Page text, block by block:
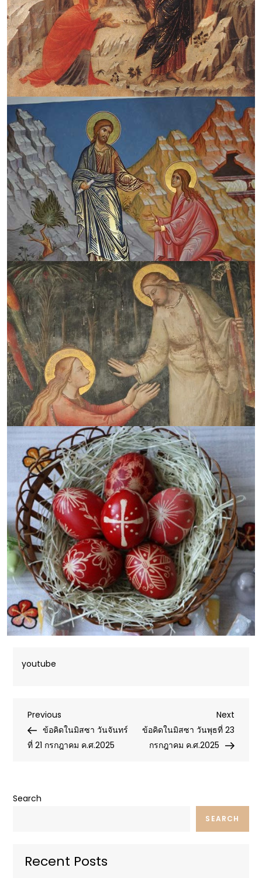
youtube
Post
navigation
Previous
Post
Previous
ข้อคิดในมิสซา วันจันทร์
ที่ 21 กรกฎาคม ค.ศ.2025
Next
Post
Next
ข้อคิดในมิสซา วันพุธที่ 23
กรกฎาคม ค.ศ.2025
Search
SEARCH
Recent Posts